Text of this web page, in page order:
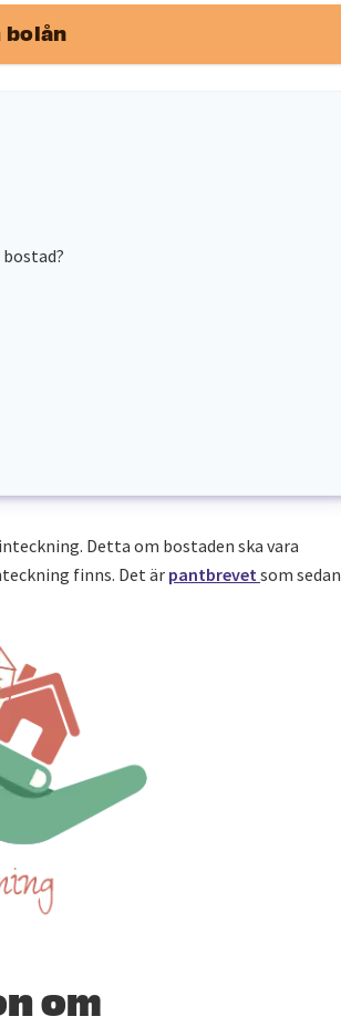
bolån
Detta om bostaden ska vara
finns. Det ärpantbrevetsom sedan
om